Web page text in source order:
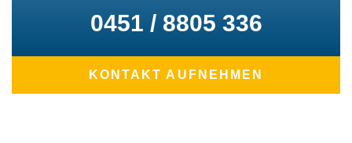
0451 / 8805 336
KONTAKT AUFNEHMEN